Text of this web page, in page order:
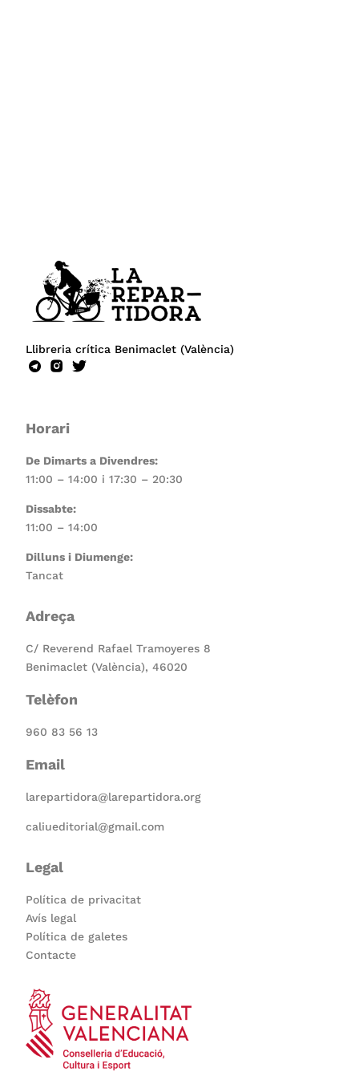
Llibreria crítica Benimaclet (València)
Horari
De Dimarts a Divendres:
11:00 – 14:00 i 17:30 – 20:30
Dissabte:
11:00 – 14:00
Dilluns i Diumenge:
Tancat
Adreça
C/ Reverend Rafael Tramoyeres 8
Benimaclet (València), 46020
Telèfon
960 83 56 13
Email
larepartidora@larepartidora.org
caliueditorial@gmail.com
Legal
Política de privacitat
Avís legal
Política de galetes
Contacte